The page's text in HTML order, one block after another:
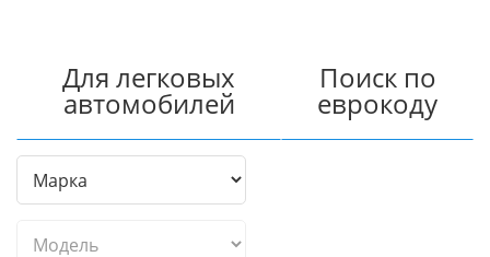
Для легковых
автомобилей
Поиск по
еврокоду